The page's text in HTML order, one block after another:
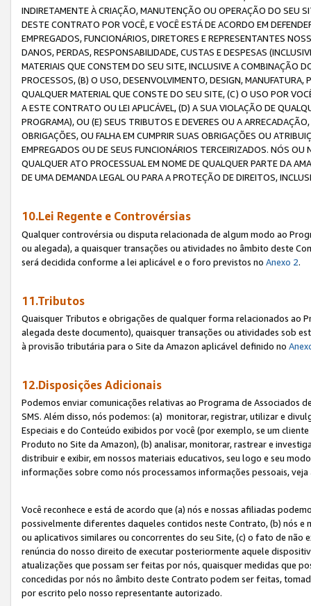
INDIRETAMENTE À CRIAÇÃO, MANUTENÇÃO OU OPERAÇÃO DO SEU
DESTE CONTRATO POR VOCÊ, E VOCÊ ESTÁ DE ACORDO EM
EMPREGADOS, FUNCIONÁRIOS, DIRETORES E REPRESENTANTES
DANOS, PERDAS, RESPONSABILIDADE, CUSTAS E DESPESAS
MATERIAIS QUE CONSTEM DO SEU SITE, INCLUSIVE A COMBINAÇÃO
PROCESSOS, (B) O USO, DESENVOLVIMENTO, DESIGN,
QUALQUER MATERIAL QUE CONSTE DO SEU SITE, (C) O USO POR
A ESTE CONTRATO OU LEI APLICÁVEL, (D) A SUA VIOLAÇÃO DE
PROGRAMA), OU (E) SEUS TRIBUTOS E DEVERES OU A
OBRIGAÇÕES, OU FALHA EM CUMPRIR SUAS OBRIGAÇÕES OU
EMPREGADOS OU DE SEUS FUNCIONÁRIOS TERCEIRIZADOS. NÓS
QUALQUER ATO PROCESSUAL EM NOME DE QUALQUER PARTE DA
DE UMA DEMANDA LEGAL OU PARA A PROTEÇÃO DE DIREITOS,
10.Lei Regente e Controvérsias
Qualquer controvérsia ou disputa relacionada de algum modo ao
ou alegada), a quaisquer transações ou atividades no âmbito deste
será decidida conforme a lei aplicável e o foro previstos no Anexo 2.
11.Tributos
Quaisquer Tributos e obrigações de qualquer forma relacionados ao
alegada deste documento), quaisquer transações ou atividades sob
à provisão tributária para o Site da Amazon aplicável definido no
12.Disposições Adicionais
Podemos enviar comunicações relativas ao Programa de Associados
SMS. Além disso, nós podemos: (a) monitorar, registrar, utilizar e
Especiais e do Conteúdo exibidos por você (por exemplo, se um
Produto no Site da Amazon), (b) analisar, monitorar, rastrear e
distribuir e exibir, em nossos materiais educativos, seu logo e seu
informações sobre como nós processamos informações pessoais,
Você reconhece e está de acordo que (a) nós e nossas afiliadas
possivelmente diferentes daqueles contidos neste Contrato, (b) nós
ou aplicativos similares ou concorrentes do seu Site, (c) o fato de
renúncia do nosso direito de executar posteriormente aquele
atualizações que possam ser feitas por nós, quaisquer medidas que
concedidas por nós no âmbito deste Contrato podem ser feitas,
por escrito pelo nosso representante autorizado.